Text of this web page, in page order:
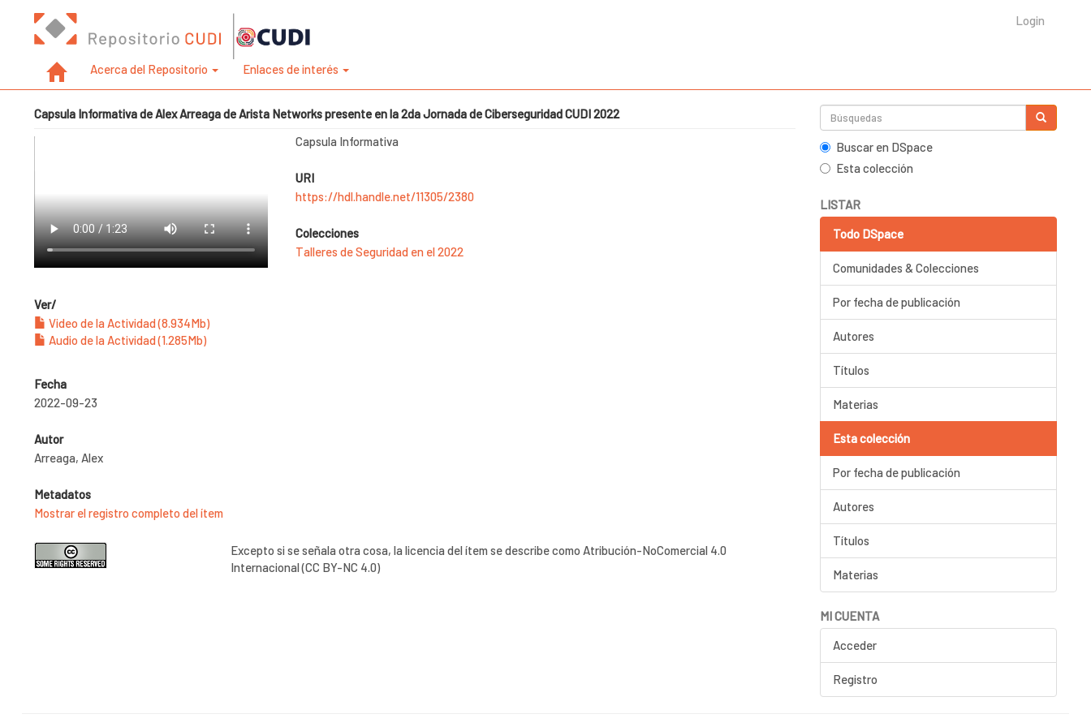
Login
Acerca del Repositorio Enlaces de interés
Capsula Informativa de Alex Arreaga de Arista Networks presente en la 2da Jornada de Ciberseguridad CUDI 2022
Ver/
Video de la Actividad (8.934Mb)
Audio de la Actividad (1.285Mb)
Fecha
2022-09-23
Autor
Arreaga, Alex
Metadatos
Mostrar el registro completo del ítem
Capsula Informativa
URI
https://hdl.handle.net/11305/2380
Colecciones
Talleres de Seguridad en el 2022
Excepto si se señala otra cosa, la licencia del ítem se describe como Atribución-NoComercial 4.0
Internacional (CC BY-NC 4.0)
Buscar en DSpace
Esta colección
LISTAR
Todo DSpace
Comunidades & Colecciones
Por fecha de publicación
Autores
Títulos
Materias
Esta colección
Por fecha de publicación
Autores
Títulos
Materias
MI CUENTA
Acceder
Registro